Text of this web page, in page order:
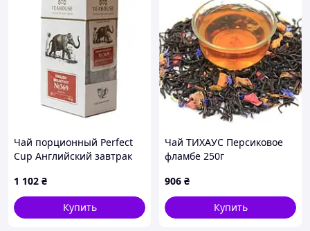
Чай порционный Perfect
Cup Английский завтрак
НФ-00002692ё
1 102 ₴
Купить
Чай ТИХАУС Персиковое
фламбе 250г
906 ₴
Купить